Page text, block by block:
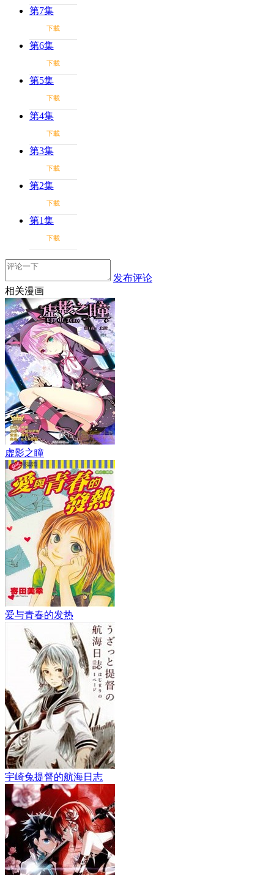
第7集
下載
第6集
下載
第5集
下載
第4集
下載
第3集
下載
第2集
下載
第1集
下載
发布评论
相关漫画
虚影之瞳
爱与青春的发热
宇崎兔提督的航海日志